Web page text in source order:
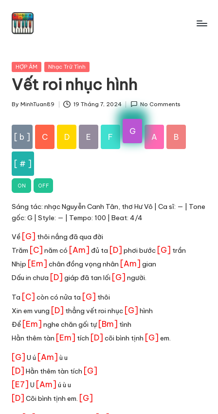
Skip
Posted
HỢP ÂM Nhạc Trữ Tình
Vết roi nhục hình
Posted
By MinhTuan89 19 Tháng 7, 2024 No Comments
[ b ] C D E F
G
A B
[ # ]
ON OFF
Sáng tác: nhạc Nguyễn Canh Tân, thơ Hư Vô | Ca sĩ: — | Tone
gốc: G | Style: — | Tempo: 100 | Beat: 4/4
Về [G] thôi nắng đã qua đời
Trăm [C] năm có [Am] đủ ta [D] phơi bước [G] trần
Nhịp [Em] chân đồng vọng nhân [Am] gian
Dấu in chưa [D] giáp đã tan lối [G] người.
Ta [C] còn có nửa ta [G] thôi
Xin em vung [D] thẳng vết roi nhục [G] hình
Để [Em] nghe chăn gối tự [Bm] tình
Hằn thêm tàn [Em] tích [D] cõi bình tịnh [G] em.
[G] U ú [Am] ù u
[D] Hằn thêm tàn tích [G]
[E7] U [Am] ú ù u
[D] Cõi bình tịnh em. [G]